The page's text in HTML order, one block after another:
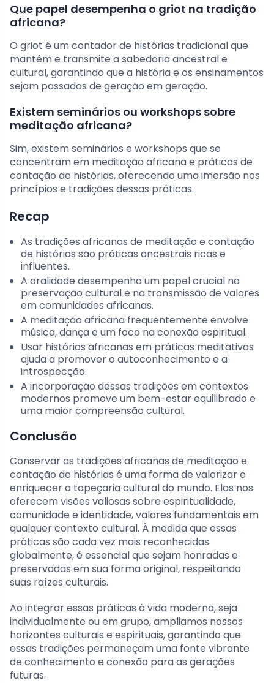
Que papel desempenha o griot na tradição
africana?
O griot é um contador de histórias tradicional que
mantém e transmite a sabedoria ancestral e
cultural, garantindo que a história e os ensinamentos
sejam passados de geração em geração.
Existem seminários ou workshops sobre
meditação africana?
Sim, existem seminários e workshops que se
concentram em meditação africana e práticas de
contação de histórias, oferecendo uma imersão nos
princípios e tradições dessas práticas.
Recap
As tradições africanas de meditação e contação
de histórias são práticas ancestrais ricas e
influentes.
A oralidade desempenha um papel crucial na
preservação cultural e na transmissão de valores
em comunidades africanas.
A meditação africana frequentemente envolve
música, dança e um foco na conexão espiritual.
Usar histórias africanas em práticas meditativas
ajuda a promover o autoconhecimento e a
introspecção.
A incorporação dessas tradições em contextos
modernos promove um bem-estar equilibrado e
uma maior compreensão cultural.
Conclusão
Conservar as tradições africanas de meditação e
contação de histórias é uma forma de valorizar e
enriquecer a tapeçaria cultural do mundo. Elas nos
oferecem visões valiosas sobre espiritualidade,
comunidade e identidade, valores fundamentais em
qualquer contexto cultural. À medida que essas
práticas são cada vez mais reconhecidas
globalmente, é essencial que sejam honradas e
preservadas em sua forma original, respeitando
suas raízes culturais.
Ao integrar essas práticas à vida moderna, seja
individualmente ou em grupo, ampliamos nossos
horizontes culturais e espirituais, garantindo que
essas tradições permaneçam uma fonte vibrante
de conhecimento e conexão para as gerações
futuras.